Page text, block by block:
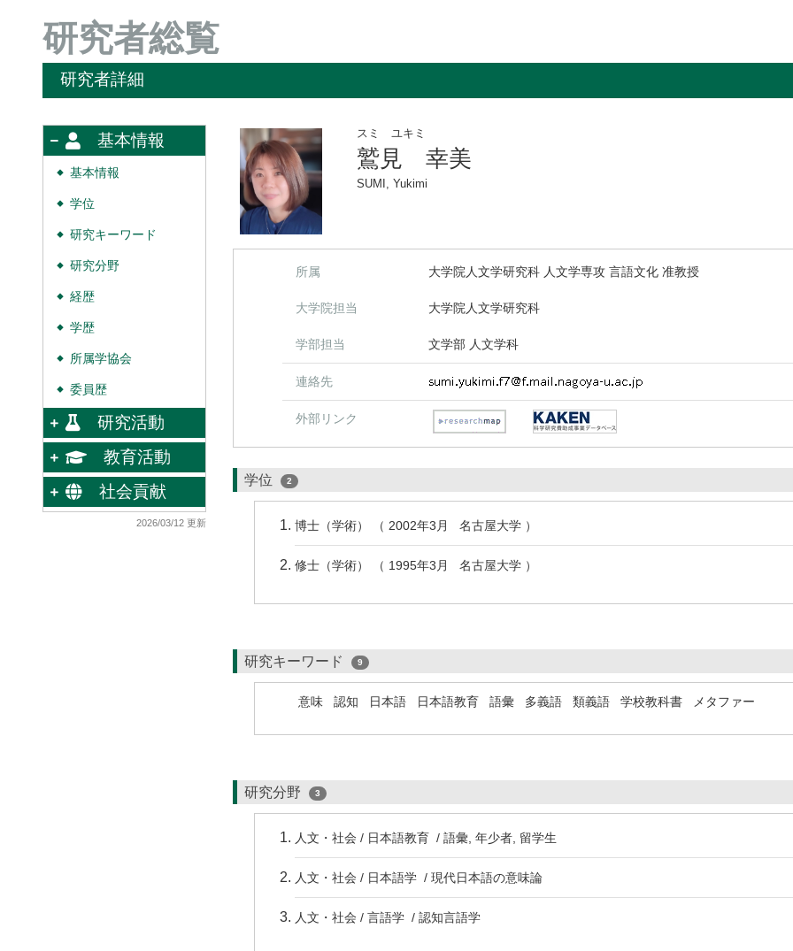
研究者総覧
研究者詳細
基本情報
◆ 基本情報
◆ 学位
◆ 研究キーワード
◆ 研究分野
◆ 経歴
◆ 学歴
◆ 所属学協会
◆ 委員歴
研究活動
教育活動
社会貢献
2026/03/12 更新
スミ ユキミ
鷲見 幸美
SUMI, Yukimi
所属 大学院人文学研究科 人文学専攻 言語文化 准教授
大学院担当 大学院人文学研究科
学部担当 文学部 人文学科
連絡先
外部リンク
学位 2
博士（学術） （ 2002年3月 名古屋大学 ）
修士（学術） （ 1995年3月 名古屋大学 ）
研究キーワード 9
意味 認知 日本語 日本語教育 語彙 多義語 類義語 学校教科書 メタファー
研究分野 3
人文・社会 / 日本語教育 / 語彙, 年少者, 留学生
人文・社会 / 日本語学 / 現代日本語の意味論
人文・社会 / 言語学 / 認知言語学